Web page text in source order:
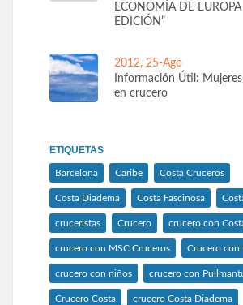
ECONOMÍA DE
EDICIÓN”
2012, 25-Ago
Información Útil:
en crucero
ETIQUETAS
Barcelona Caribe Costa Cruceros
Costa Diadema Costa Fascinosa
cruceristas Crucero crucero con
crucero con MSC Cruceros Crucero con
crucero con niños crucero con
Crucero Costa crucero Costa Diadema